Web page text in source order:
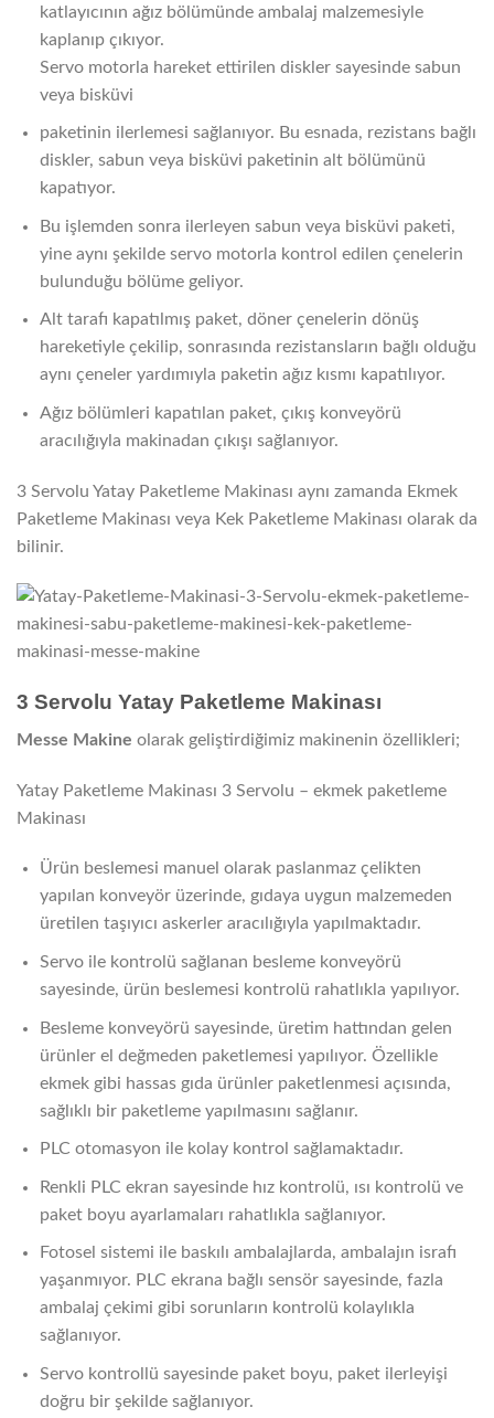
katlayıcının ağız bölümünde ambalaj malzemesiyle
kaplanıp çıkıyor.
Servo motorla hareket ettirilen diskler sayesinde sabun
veya bisküvi
paketinin ilerlemesi sağlanıyor. Bu esnada, rezistans bağlı
diskler, sabun veya bisküvi paketinin alt bölümünü
kapatıyor.
Bu işlemden sonra ilerleyen sabun veya bisküvi paketi,
yine aynı şekilde servo motorla kontrol edilen çenelerin
bulunduğu bölüme geliyor.
Alt tarafı kapatılmış paket, döner çenelerin dönüş
hareketiyle çekilip, sonrasında rezistansların bağlı olduğu
aynı çeneler yardımıyla paketin ağız kısmı kapatılıyor.
Ağız bölümleri kapatılan paket, çıkış konveyörü
aracılığıyla makinadan çıkışı sağlanıyor.
3 Servolu Yatay Paketleme Makinası aynı zamanda Ekmek
Paketleme Makinası veya Kek Paketleme Makinası olarak da
bilinir.
3 Servolu Yatay Paketleme Makinası
Messe Makine olarak geliştirdiğimiz makinenin özellikleri;
Yatay Paketleme Makinası 3 Servolu – ekmek paketleme
Makinası
Ürün beslemesi manuel olarak paslanmaz çelikten
yapılan konveyör üzerinde, gıdaya uygun malzemeden
üretilen taşıyıcı askerler aracılığıyla yapılmaktadır.
Servo ile kontrolü sağlanan besleme konveyörü
sayesinde, ürün beslemesi kontrolü rahatlıkla yapılıyor.
Besleme konveyörü sayesinde, üretim hattından gelen
ürünler el değmeden paketlemesi yapılıyor. Özellikle
ekmek gibi hassas gıda ürünler paketlenmesi açısında,
sağlıklı bir paketleme yapılmasını sağlanır.
PLC otomasyon ile kolay kontrol sağlamaktadır.
Renkli PLC ekran sayesinde hız kontrolü, ısı kontrolü ve
paket boyu ayarlamaları rahatlıkla sağlanıyor.
Fotosel sistemi ile baskılı ambalajlarda, ambalajın israfı
yaşanmıyor. PLC ekrana bağlı sensör sayesinde, fazla
ambalaj çekimi gibi sorunların kontrolü kolaylıkla
sağlanıyor.
Servo kontrollü sayesinde paket boyu, paket ilerleyişi
doğru bir şekilde sağlanıyor.